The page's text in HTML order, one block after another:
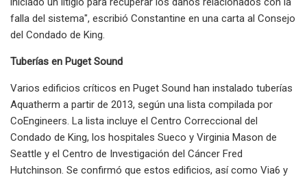
falla del sistema", escribió Constantine en una carta al Consejo
del Condado de King.
Tuberías en Puget Sound
Varios edificios críticos en Puget Sound han instalado tuberías
Aquatherm a partir de 2013, según una lista compilada por
CoEngineers. La lista incluye el Centro Correccional del
Condado de King, los hospitales Sueco y Virginia Mason de
Seattle y el Centro de Investigación del Cáncer Fred
Hutchinson. Se confirmó que estos edificios, así como Via6 y